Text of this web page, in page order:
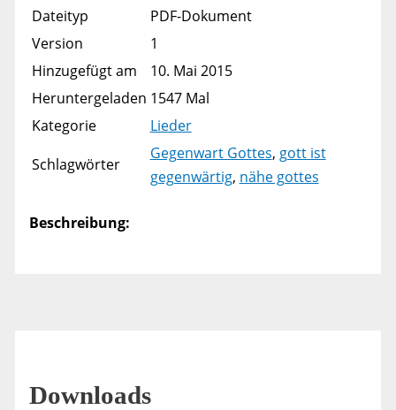
Dateityp
PDF-Dokument
Version
1
Hinzugefügt am
10. Mai 2015
Heruntergeladen 1547 Mal
Kategorie
Lieder
Schlagwörter
Gegenwart Gottes, gott ist
gegenwärtig, nähe gottes
Beschreibung:
Downloads